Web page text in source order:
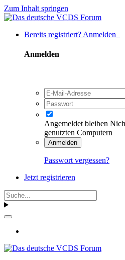
Zum Inhalt springen
Bereits registriert? Anmelden
Anmelden
Angemeldet bleiben
genutzten Computern
Anmelden
Passwort vergessen?
Jetzt registrieren